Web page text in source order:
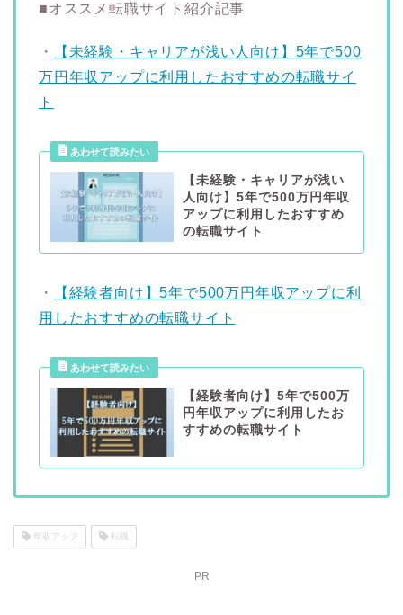
■オススメ転職サイト紹介記事
・
【未経験・キャリアが浅い人向け】5年で500
万円年収アップに利用したおすすめの転職サイ
ト
【未経験・キャリアが浅い
人向け】5年で500万円年収
アップに利用したおすすめ
の転職サイト
・
【経験者向け】5年で500万円年収アップに利
用したおすすめの転職サイト
【経験者向け】5年で500万
円年収アップに利用したお
すすめの転職サイト
年収アップ 転職
PR